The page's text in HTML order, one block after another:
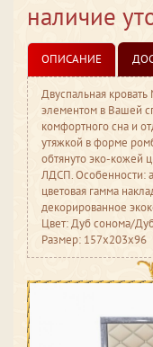
наличие
ОПИСАНИЕ
Двуспальная
элементом в Вашей
комфортного сна и
утяжкой в форме
обтянуто эко-кожей
ЛДСП. Особенности:
цветовая гамма
декорированное
Цвет: Дуб сонома/
Размер: 157x203x96